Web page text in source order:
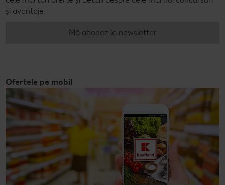
și avantaje.
Mă abonez la newsletter
Ofertele pe mobil